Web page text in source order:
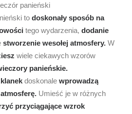
panieński
to doskonały sposób na
tego wydarzenia, dodanie
stworzenie wesołej atmosfery. W
wiele ciekawych wzorów
panieńskie.
doskonale wprowadzą
atmosferę. Umieść je w różnych
przyciągające wzrok